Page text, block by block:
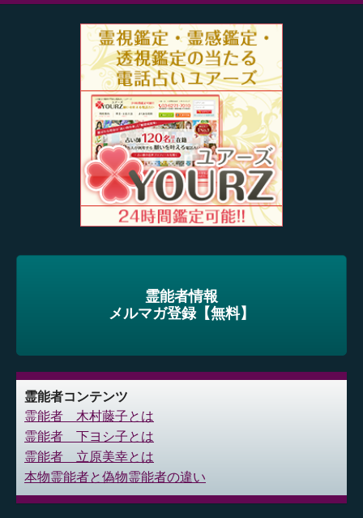
霊能者情報
メルマガ登録【無料】
霊能者コンテンツ
霊能者 木村藤子とは
霊能者 下ヨシ子とは
霊能者 立原美幸とは
本物霊能者と偽物霊能者の違い